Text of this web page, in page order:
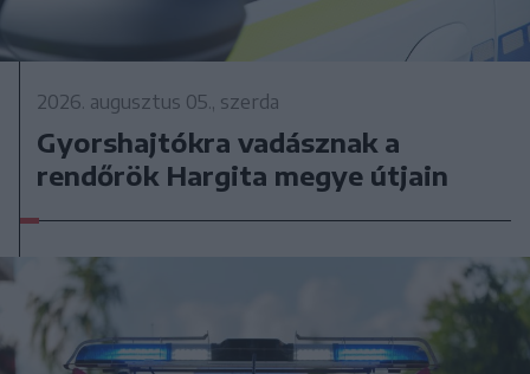
2026. augusztus 05., szerda
Gyorshajtókra vadásznak a
rendőrök Hargita megye útjain